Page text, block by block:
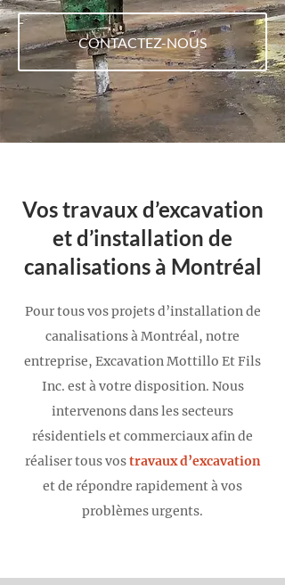
CONTACTEZ-NOUS
Vos travaux d’excavation
et d’installation de
canalisations à Montréal
Pour tous vos projets d’installation de
canalisations à Montréal, notre
entreprise, Excavation Mottillo Et Fils
Inc. est à votre disposition. Nous
intervenons dans les secteurs
résidentiels et commerciaux afin de
réaliser tous vostravaux d’excavation
et de répondre rapidement à vos
problèmes urgents.